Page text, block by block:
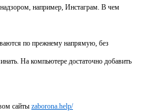
например, Инстаграм. В чем
по прежнему напрямую, без
На компьютере достаточно добавить
сайты zaborona.help/